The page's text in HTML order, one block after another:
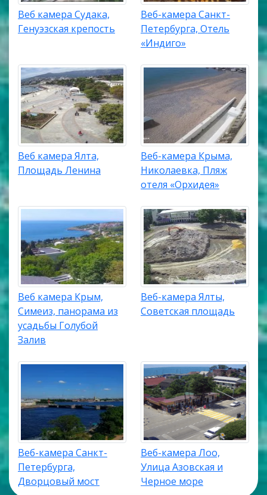
Веб камера Судака,
Генуэзская крепость
Веб-камера Санкт-
Петербурга, Отель
«Индиго»
Веб камера Ялта,
Площадь Ленина
Веб-камера Крыма,
Николаевка, Пляж
отеля «Орхидея»
Веб камера Крым,
Симеиз, панорама из
усадьбы Голубой
Залив
Веб-камера Ялты,
Советская площадь
Веб-камера Санкт-
Петербурга,
Дворцовый мост
Веб-камера Лоо,
Улица Азовская и
Черное море